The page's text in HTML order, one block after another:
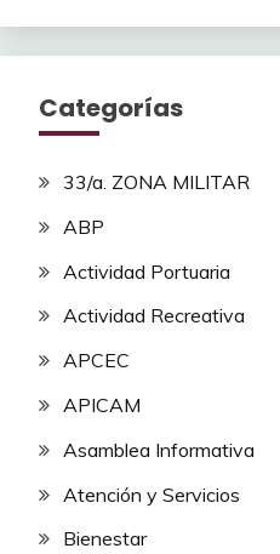
Categorías
33/a. ZONA MILITAR
ABP
Actividad Portuaria
Actividad Recreativa
APCEC
APICAM
Asamblea Informativa
Atención y Servicios
Bienestar